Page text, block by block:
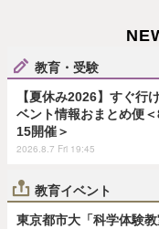
教育・受験
【夏休み2026】すぐ行
ベント情報おまとめ便
15開催＞
2026.8.7 Fri 19:45
教育イベント
東京都市大「科学体験教